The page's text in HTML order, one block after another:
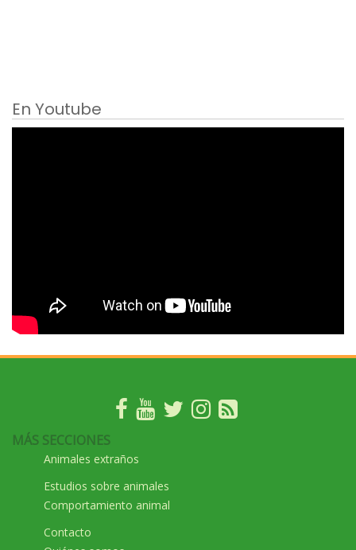
En Youtube
MÁS SECCIONES
Animales extraños
Estudios sobre animales
Comportamiento animal
Contacto